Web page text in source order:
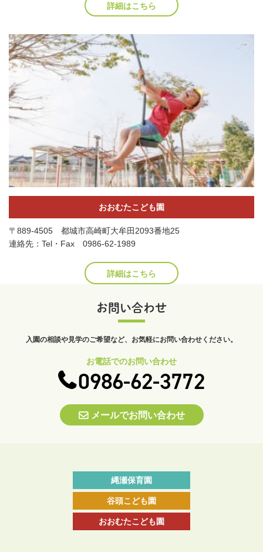
詳細はこちら
おおむたこども園
〒889-4505 都城市高崎町大牟田2093番地25
連絡先：Tel・Fax 0986-62-1989
詳細はこちら
お問い合わせ
入園の相談や見学のご希望など、 お気軽にお問い合わせください。
お電話でのお問い合わせ
0986-62-3772
メールでお問い合わせ
縄瀬保育園
谷頭こども園
おおむたこども園